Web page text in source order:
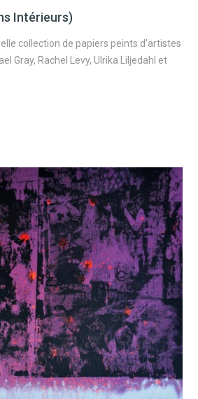
Intérieurs)
collection de papiers peints d’artistes
Gray, Rachel Levy, Ulrika Liljedahl et